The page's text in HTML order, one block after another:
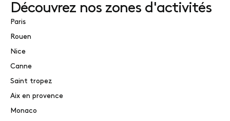
Découvrez nos zones d'activités
Paris
Rouen
Nice
Canne
Saint tropez
Aix en provence
Monaco